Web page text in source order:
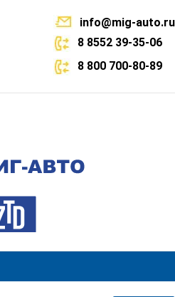
info@mig-auto.ru
8 8552 39-35-06
8 800 700-80-89